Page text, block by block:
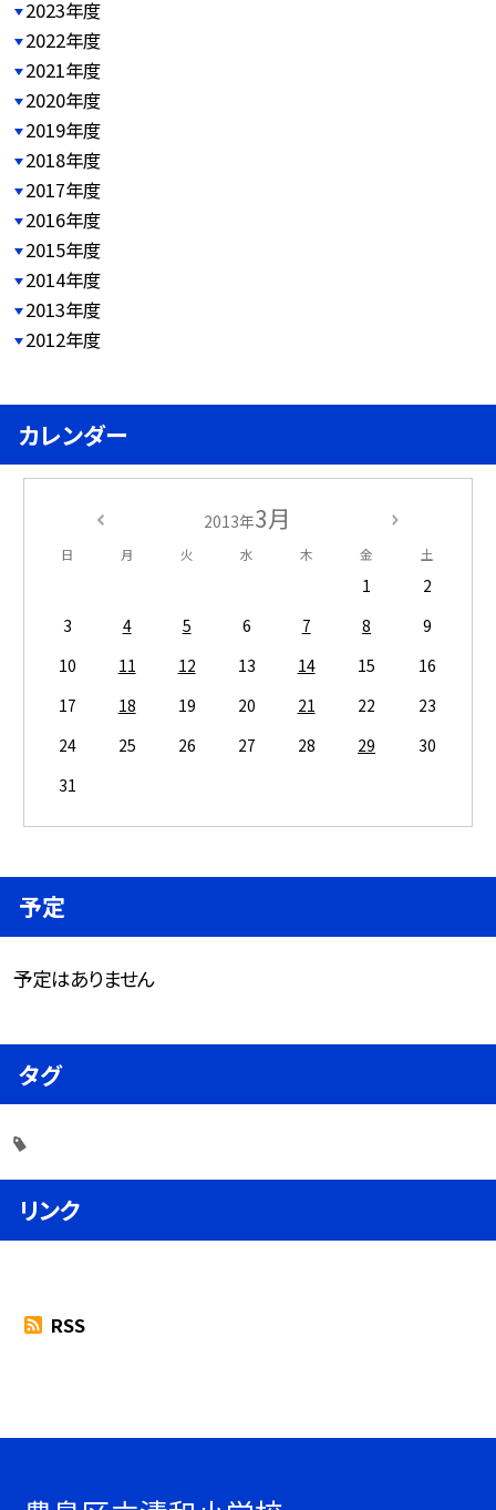
2023年度
2022年度
2021年度
2020年度
2019年度
2018年度
2017年度
2016年度
2015年度
2014年度
2013年度
2012年度
カレンダー
2013年3月
日 月 火 水 木 金 土
1
2
3
4 5 6 7 8
9
10
11 12 13 14 15
16
17
18 19 20 21 22
23
24
25 26 27 28 29
30
31
予定
予定はありません
タグ
リンク
RSS